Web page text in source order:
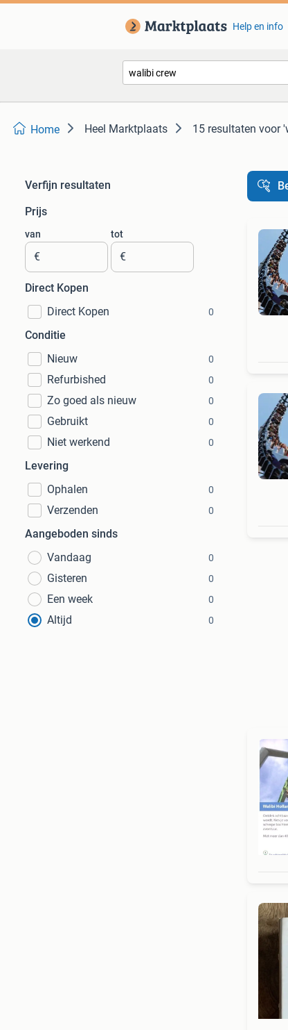
Help en info
Home Heel Marktplaats 15 resultaten voor
Verfijn resultaten
Prijs
van
€
tot
€
Direct Kopen
Direct Kopen
0
Conditie
Nieuw
0
Refurbished 0
Zo goed als nieuw 0
Gebruikt 0
Niet werkend 0
Levering
Ophalen
0
Verzenden 0
Aangeboden sinds
Vandaag
0
Gisteren 0
Een week 0
Altijd 0